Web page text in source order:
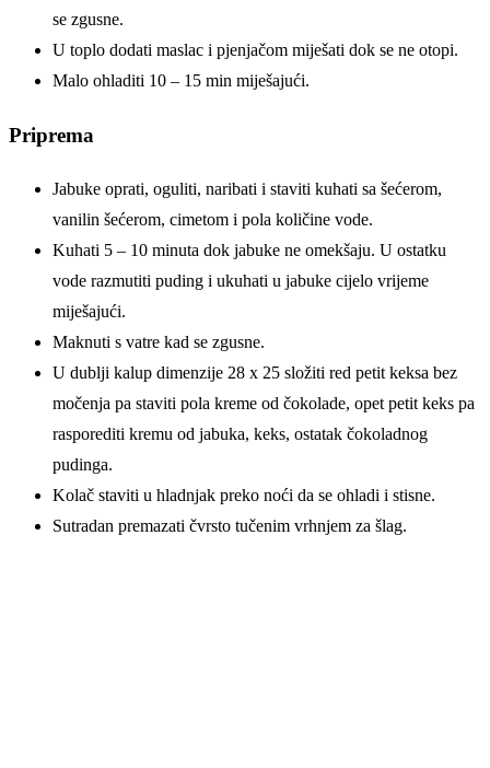
se zgusne.
U toplo dodati maslac i pjenjačom miješati dok se ne otopi.
Malo ohladiti 10 – 15 min miješajući.
Priprema
Jabuke oprati, oguliti, naribati i staviti kuhati sa šećerom,
vanilin šećerom, cimetom i pola količine vode.
Kuhati 5 – 10 minuta dok jabuke ne omekšaju. U ostatku
vode razmutiti puding i ukuhati u jabuke ci­jelo vrijeme
miješajući.
Maknuti s vatre kad se zgusne.
U dublji kalup dimenzije 28 x 25 složiti red petit keksa bez
močenja pa staviti pola kreme od čokolade, opet petit keks pa
rasporediti kremu od jabuka, keks, ostatak čokoladnog
pudinga.
Kolač staviti u hladnjak preko noći da se ohladi i stisne.
Sutradan pre­mazati čvrsto tučenim vrhnjem za šlag.